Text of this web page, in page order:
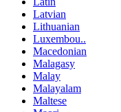
Latvian
Lithuanian
Luxembou..
Macedonian
Malagasy
Malay
Malayalam
Maltese